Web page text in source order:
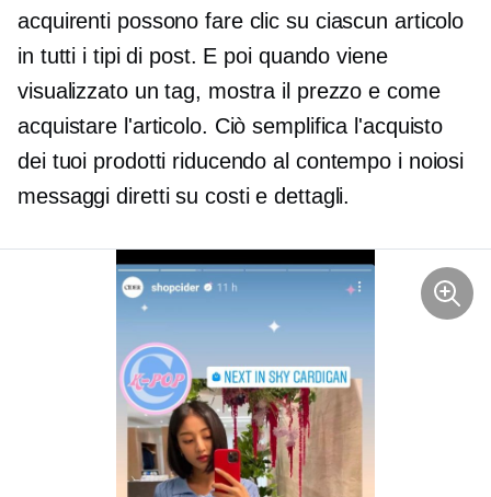
acquirenti possono fare clic su ciascun articolo
in tutti i tipi di post. E poi quando viene
visualizzato un tag, mostra il prezzo e come
acquistare l'articolo. Ciò semplifica l'acquisto
dei tuoi prodotti riducendo al contempo i noiosi
messaggi diretti su costi e dettagli.